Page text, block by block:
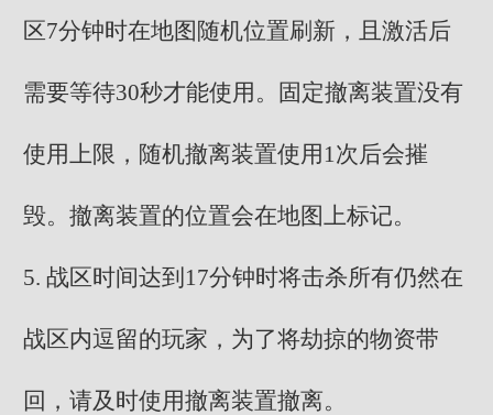
区7分钟时在地图随机位置刷新，且激活后
需要等待30秒才能使用。固定撤离装置没有
使用上限，随机撤离装置使用1次后会摧
毁。撤离装置的位置会在地图上标记。
5. 战区时间达到17分钟时将击杀所有仍然在
战区内逗留的玩家，为了将劫掠的物资带
回，请及时使用撤离装置撤离。